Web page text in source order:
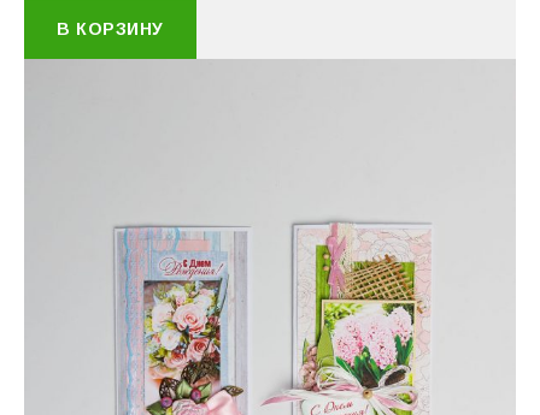
В КОРЗИНУ